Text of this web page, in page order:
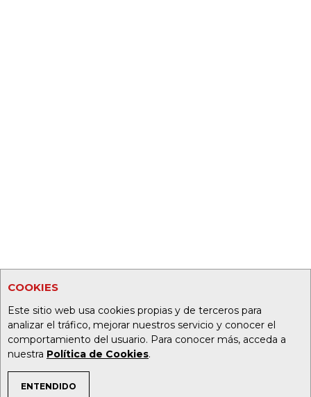
COOKIES
Este sitio web usa cookies propias y de terceros para
analizar el tráfico, mejorar nuestros servicio y conocer el
comportamiento del usuario. Para conocer más, acceda a
nuestra Política de Cookies.
ENTENDIDO